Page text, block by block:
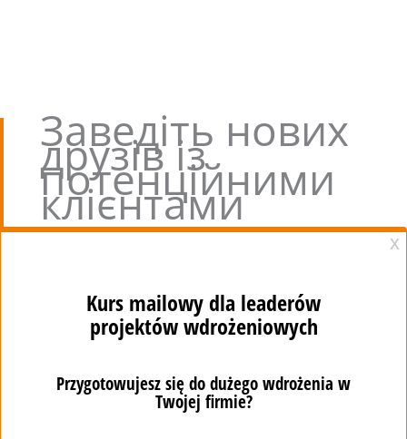
Заведіть нових
друзів із
потенційними
клієнтами
компаній і 395 мільйонів контактів. Створюй цільові
списки та легко доповнюй їх додатковою